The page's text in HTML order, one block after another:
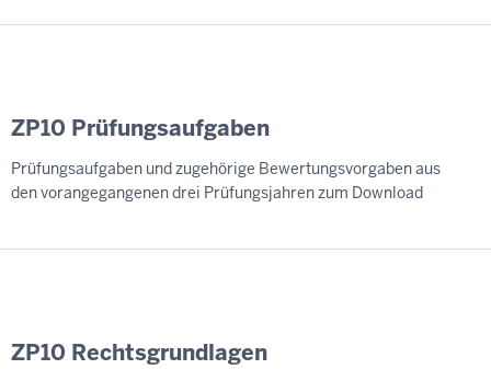
ZP10 Prüfungsaufgaben
Prüfungsaufgaben und zugehörige Bewertungsvorgaben aus
den vorangegangenen drei Prüfungsjahren zum Download
ZP10 Rechtsgrundlagen